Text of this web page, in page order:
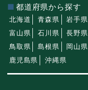
都道府県から探す
北海道 青森県 岩手県
富山県
石川県 長野県
鳥取県
島根県 岡山県
鹿児島県
沖縄県